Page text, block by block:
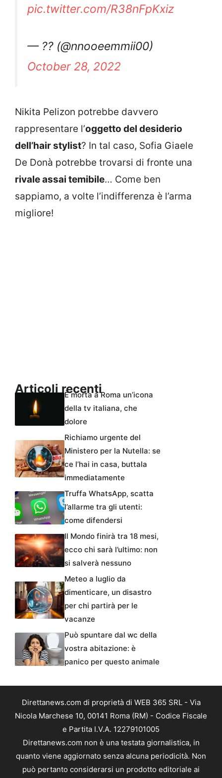
pic.twitter.com/R38nFpKxiz
— ?? (@nnooeemmii00)
October 28, 2022
Nikita Pelizon potrebbe davvero
rappresentare l’oggetto del desiderio
dell’hair stylist? In tal caso, Sofia Giaele
De Donà potrebbe trovarsi di fronte una
rivale assai temibile… Come ben
sappiamo, a volte l’indifferenza è l’arma
migliore!
Articoli recentiÈ morta a Roma un’icona
della tv italiana, che
dolore
Richiamo urgente del
Ministero per la Nutella: se
ce l’hai in casa, buttala
immediatamente
Truffa WhatsApp, scatta
l’allarme tra gli utenti:
come difendersi
Il Mondo finirà tra 18 mesi,
ecco chi sarà l’ultimo: non
si salverà nessuno
Meteo a luglio da
dimenticare, un disastro
per chi partirà per le
vacanze
Può spuntare dal wc della
vostra abitazione: è
panico per questo animale
Direttanews.com di proprietà di WEB 365 SRL - Via
Nicola Marchese 10, 00141 Roma (RM) - Codice Fiscale
e Partita I.V.A. 12279101005
Direttanews.com non è una testata giornalistica, in
quanto viene aggiornato senza alcuna periodicità. Non
può pertanto considerarsi un prodotto editoriale ai